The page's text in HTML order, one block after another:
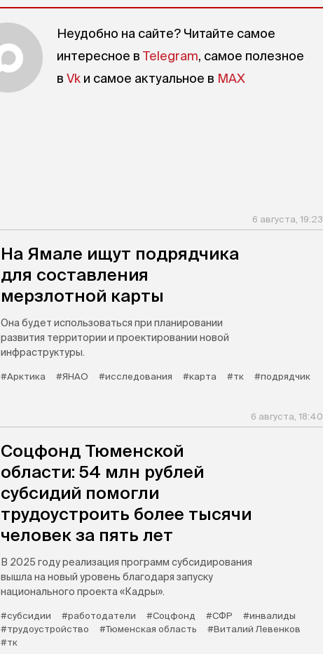
Неудобно на сайте? Читайте самое
интересное в Telegram, самое полезное
в Vk и самое актуальное в MAX
6 августа, 19:23
На Ямале ищут подрядчика
для составления
мерзлотной карты
Она будет использоваться при планировании
развития территории и проектировании новой
инфраструктуры.
#Арктика #ЯНАО #исследования #карта #тк #подрядчик
6 августа, 18:40
Соцфонд Тюменской
области: 54 млн рублей
субсидий помогли
трудоустроить более тысячи
человек за пять лет
В 2025 году реализация программ субсидирования
вышла на новый уровень благодаря запуску
национального проекта «Кадры».
#субсидии #работодатели #Соцфонд #СФР
#инвалиды
#трудоустройство
#Тюменская область
#Виталий Левенков
#тк